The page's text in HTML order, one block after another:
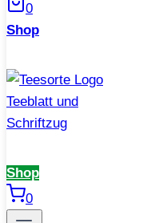
0
Shop
Shop
0